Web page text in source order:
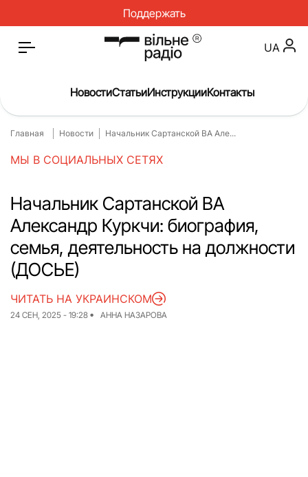
Поддержать
Главная
Новости
О нас
Инструкции
Спорт
Интервью
Досье
Репортаж
Блог
Спецпроекты
Архив проектов
UA
НовостиСтатьиИнструкцииКонтакты
Главная Новости Начальник Сартанской ВА Але...
МЫ В СОЦИАЛЬНЫХ СЕТЯХ
Начальник Сартанской ВА
Александр Куркчи: биография,
семья, деятельность на должности
(ДОСЬЕ)
24 СЕН, 2025 - 19:28 АННА НАЗАРОВА
ЧИТАТЬ НА УКРАИНСКОМ